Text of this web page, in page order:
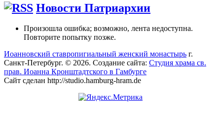
Новости Патриархии
Произошла ошибка; возможно, лента недоступна.
Повторите попытку позже.
Иоанновский ставропигиальный женский монастырь г.
Санкт-Петербург. © 2026. Создание сайта: Студия храма св.
прав. Иоанна Кронштадтского в Гамбурге
Сайт сделан http://studio.hamburg-hram.de